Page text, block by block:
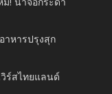
าหารปรุงสุก
ร์สไทยแลนด์